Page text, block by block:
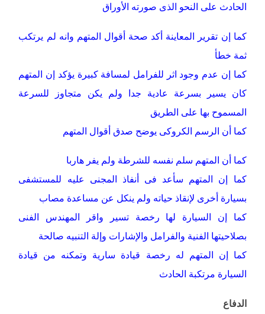
الحادث على النحو الذى صورته الأوراق
كما إن تقرير المعاينة أكد صحة أقوال المتهم وانه لم يرتكب
ثمة خطأ
كما إن عدم وجود اثر للفرامل لمسافة كبيرة يؤكد إن المتهم
كان يسير بسرعة عادية جدا ولم يكن متجاوز للسرعة
المسموح بها على الطريق
كما أن الرسم الكروكى يوضح صدق أقوال المتهم
كما أن المتهم سلم نفسه للشرطة ولم يفر هاربا
كما إن المتهم سأعد فى أنفاذ المجنى عليه للمستشفى
بسيارة أخرى لإنقاذ حياته ولم ينكل عن مساعدة مصاب
كما إن السيارة لها رخصة تسير واقر المهندس الفنى
بصلاحيتها الفنية والفرامل والإشارات وإلة التنبيه صالحة
كما إن المتهم له رخصة قيادة سارية وتمكنه من قيادة
السيارة مرتكبة الحادث
الدفاع